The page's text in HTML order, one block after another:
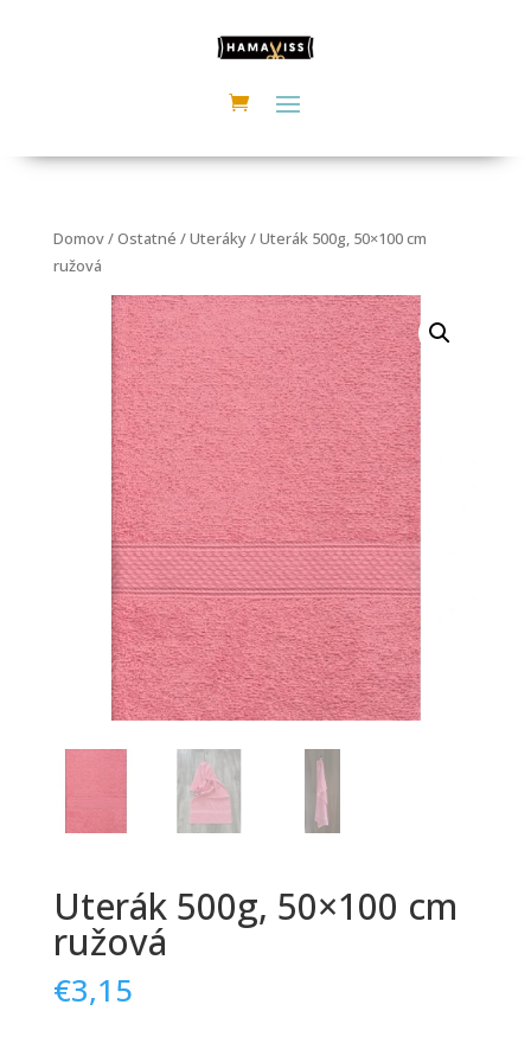
Domov/Ostatné /Uteráky/ Uterák 500g, 50×100 cm
ružová
Uterák 500g, 50×100 cm
ružová
€3,15